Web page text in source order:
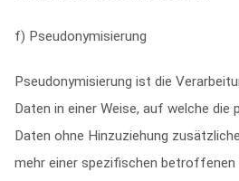
f) Pseudonymisierung
Pseudonymisierung ist die
Daten in einer Weise, auf welche die
Daten ohne Hinzuziehung
mehr einer spezifischen